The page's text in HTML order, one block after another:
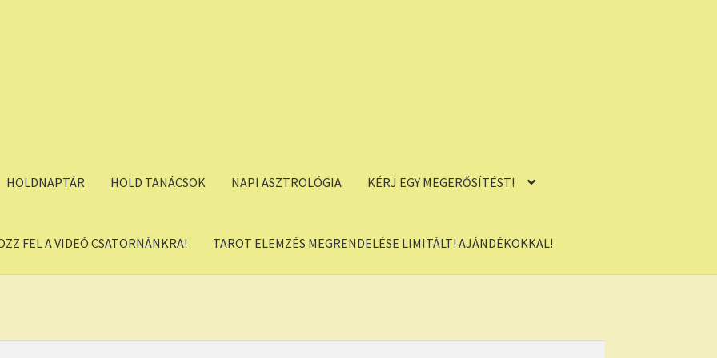
HOLDNAPTÁR HOLD TANÁCSOK NAPI ASZTROLÓGIA KÉRJ EGY MEGERŐSÍTÉST!
FEL A VIDEÓ CSATORNÁNKRA! TAROT ELEMZÉS MEGRENDELÉSE LIMITÁLT! AJÁNDÉKOKKAL!